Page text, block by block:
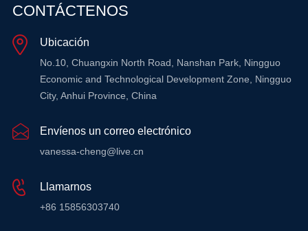
CONTÁCTENOS
Ubicación
No.10, Chuangxin North Road, Nanshan Park, Ningguo
Economic and Technological Development Zone, Ningguo
City, Anhui Province, China
Envíenos un correo electrónico
vanessa-cheng@live.cn
Llamarnos
+86 15856303740